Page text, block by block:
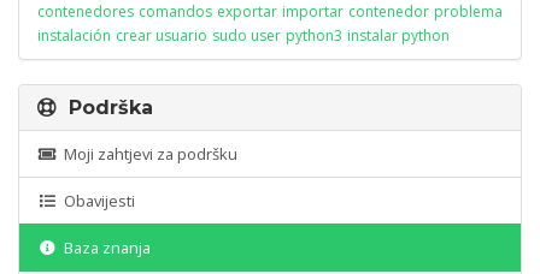
contenedores comandos exportar importar contenedor problema
instalación crear usuario sudo user python3 instalar python
Podrška
Moji zahtjevi za podršku
Obavijesti
Baza znanja